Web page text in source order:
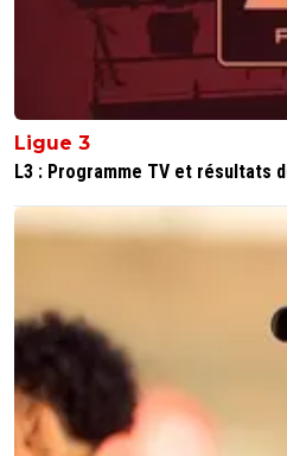
Ligue 3
L3 : Programme TV et résultats